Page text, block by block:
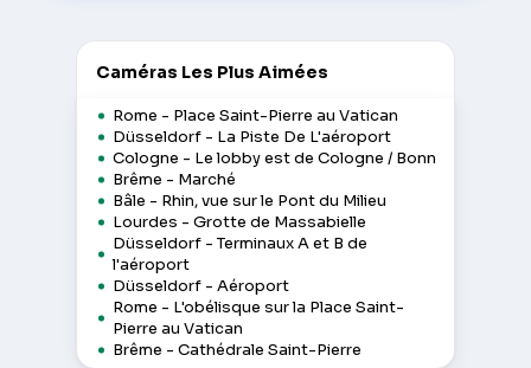
Caméras Les Plus Aimées
Rome - Place Saint-Pierre au Vatican
Düsseldorf - La Piste De L'aéroport
Cologne - Le lobby est de Cologne / Bonn
Brême - Marché
Bâle - Rhin, vue sur le Pont du Milieu
Lourdes - Grotte de Massabielle
Düsseldorf - Terminaux A et B de
l'aéroport
Düsseldorf - Aéroport
Rome - L'obélisque sur la Place Saint-
Pierre au Vatican
Brême - Cathédrale Saint-Pierre